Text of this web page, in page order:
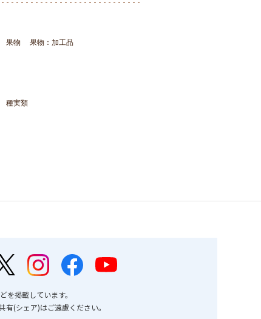
果物 果物：加工品
種実類
を掲載しています。
(シェア)はご遠慮ください。